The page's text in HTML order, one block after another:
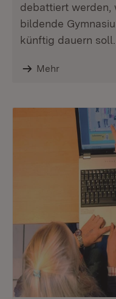
debattiert werden,
bildende
künftig dauern soll.
Mehr